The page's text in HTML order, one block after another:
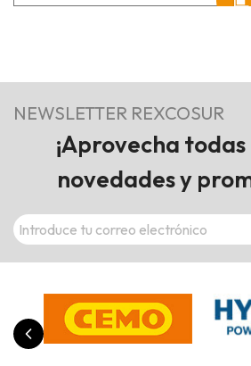
NEWSLETTER REXCOSUR
¡Aprovecha
novedades y